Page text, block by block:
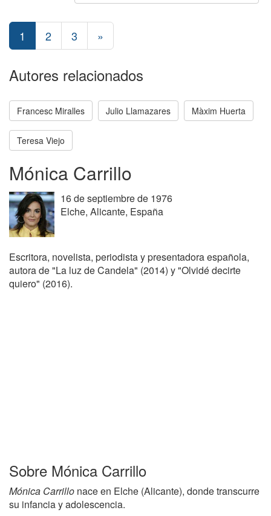
1 2 3 »
Autores relacionados
Francesc Miralles Julio Llamazares Màxim Huerta
Teresa Viejo
Mónica Carrillo
16 de septiembre de 1976
Elche, Alicante, España
Escritora, novelista, periodista y presentadora española,
autora de "La luz de Candela" (2014) y "Olvidé decirte
quiero" (2016).
Sobre Mónica Carrillo
Mónica Carrillo nace en Elche (Alicante), donde transcurre
su infancia y adolescencia.